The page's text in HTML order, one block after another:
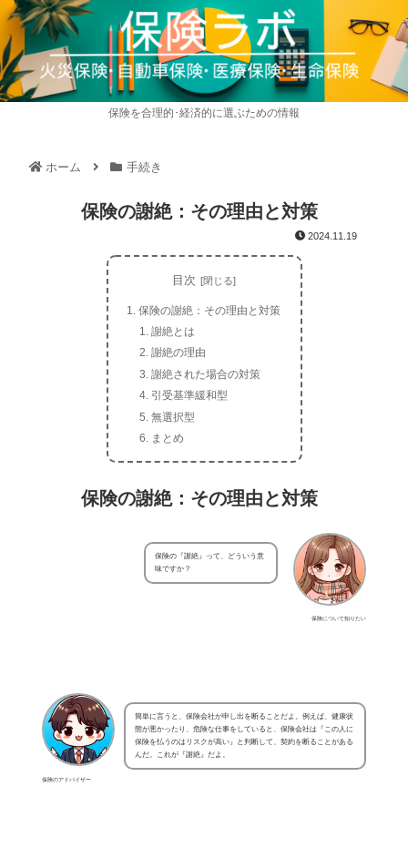
保険を合理的･経済的に選ぶための情報
ホーム 手続き
保険の謝絶：その理由と対策
2024.11.19
目次
保険の謝絶：その理由と対策
謝絶とは
謝絶の理由
謝絶された場合の対策
引受基準緩和型
無選択型
まとめ
保険の謝絶：その理由と対策
保険について知りたい
保険の『謝絶』って、どういう意
味ですか？
保険のアドバイザー
簡単に言うと、保険会社が申し出を断ることだよ。例えば、健康状
態が悪かったり、危険な仕事をしていると、保険会社は『この人に
保険を払うのはリスクが高い』と判断して、契約を断ることがある
んだ。これが『謝絶』だよ。